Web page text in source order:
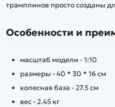
трамплинов просто созданы
Особенности и
масштаб модели - 1:10
размеры - 40 * 30 * 16 см
колесная база - 27.5 см
вес - 2.45 кг